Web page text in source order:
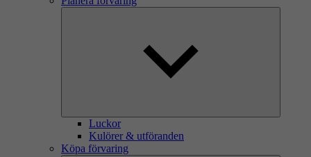
Luckor
Kulörer & utföranden
Köpa förvaring